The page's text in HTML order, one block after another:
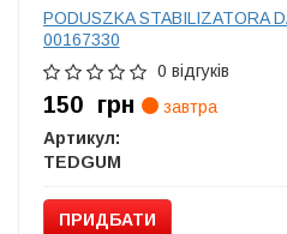
PODUSZKA STABILIZATORA
00167330
0 відгуків
150 грн
завтра
Артикул:
TEDGUM
ПРИДБАТИ